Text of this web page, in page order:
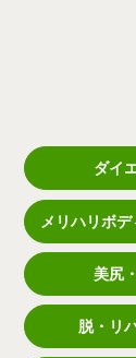
ダイ
メリハリボ
美尻
脱・リ